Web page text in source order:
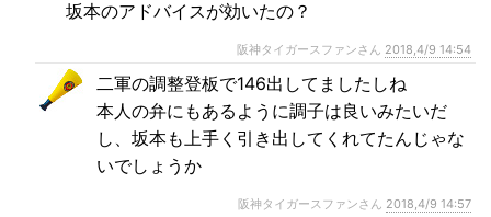
坂本のアドバイスが効いたの？
阪神タイガースファンさん 2018,4/9 14:54
二軍の調整登板で146出してましたしね
本人の弁にもあるように調子は良いみたいだ
し、坂本も上手く引き出してくれてたんじゃな
いでしょうか
阪神タイガースファンさん 2018,4/9 14:57